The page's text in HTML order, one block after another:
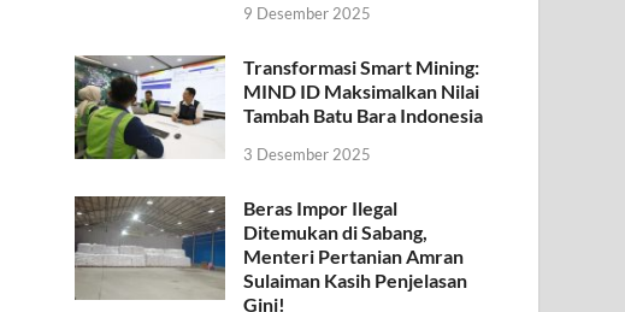
9 Desember 2025
Transformasi Smart Mining:
MIND ID Maksimalkan Nilai
Tambah Batu Bara Indonesia
3 Desember 2025
Beras Impor Ilegal
Ditemukan di Sabang,
Menteri Pertanian Amran
Sulaiman Kasih Penjelasan
Gini!